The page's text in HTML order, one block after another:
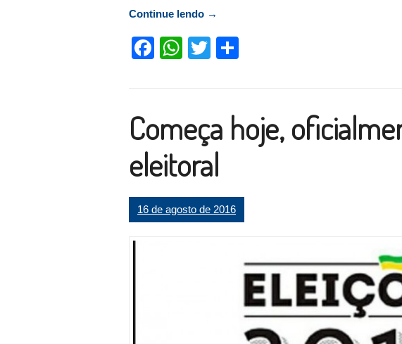
Continue lendo “Mais de 800 pessoas ajudaram o
→
Facebook
WhatsApp
Twitter
Começa hoje,
eleitoral
16 de agosto de 2016